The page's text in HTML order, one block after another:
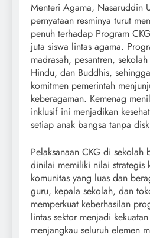
Menteri Agama, Nasaruddin
pernyataan resminya turut
penuh terhadap Program
juta siswa lintas agama.
madrasah, pesantren,
Hindu, dan Buddhis,
komitmen pemerintah
keberagaman. Kemenag
inklusif ini menjadikan
setiap anak bangsa tanpa
Pelaksanaan CKG di sekolah
dinilai memiliki nilai strategis
komunitas yang luas dan
guru, kepala sekolah, dan
memperkuat keberhasilan
lintas sektor menjadi
menjangkau seluruh elemen